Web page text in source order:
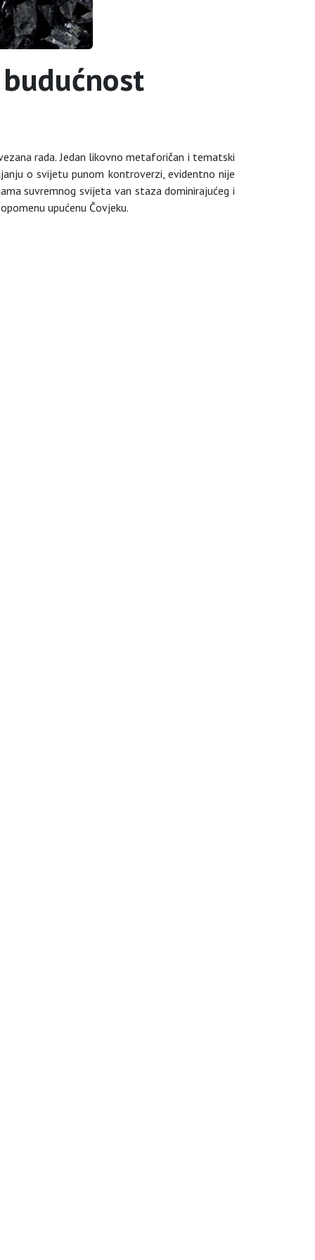
rada. Jedan likovno metaforičan i tematski
o svijetu punom kontroverzi, evidentno nije
suvremnog svijeta van staza dominirajućeg i
upućenu Čovjeku.